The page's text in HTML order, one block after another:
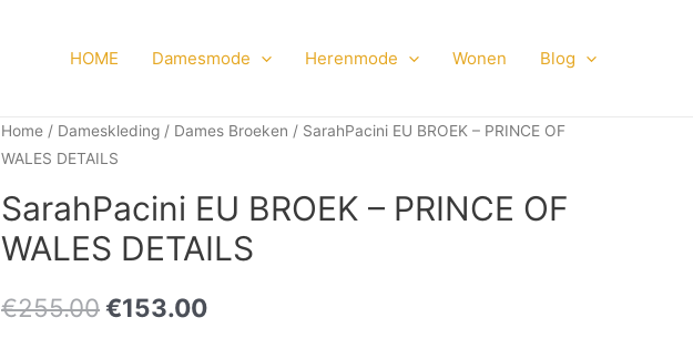
HOME Damesmode Herenmode Wonen Blog
Home / Dameskleding / Dames Broeken / SarahPacini EU BROEK – PRINCE OF
WALES DETAILS
SarahPacini EU BROEK – PRINCE OF
WALES DETAILS
€255.00€153.00